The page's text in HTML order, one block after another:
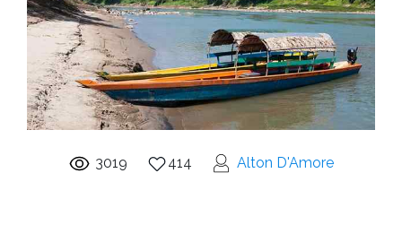
3019 414 Alton D'Amore